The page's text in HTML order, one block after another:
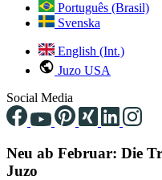
Português (Brasil)
Svenska
English (Int.)
Juzo USA
Social Media
Neu ab Februar: Die
Juzo